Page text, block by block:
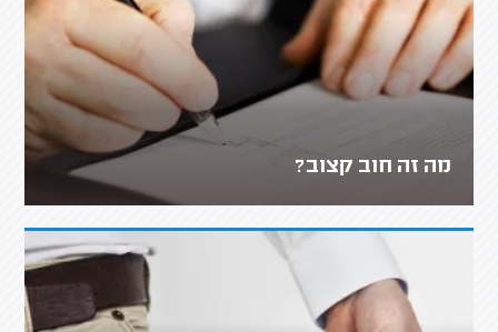
מה זה חוב קצוב?